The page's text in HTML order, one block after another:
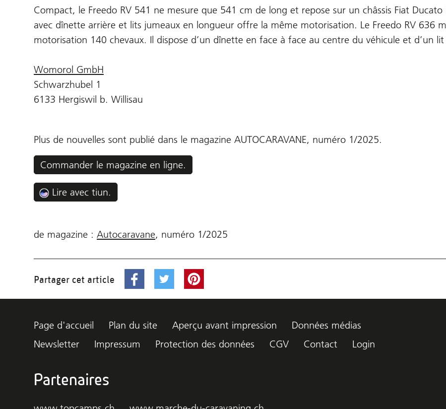
Compact, le Freedo RV 541 ne mesure que 541 cm de long et repose sur un châssis Fiat
avec dînette arrière et lits jumeaux en longueur offre la même motorisation. Le Freedo RV 636
motorisation 140 chevaux. Il dispose d’un dînette en face à face au centre du véhicule et d’un
Womorol GmbH
Schwarzhubel 1
6133 Hergiswil b. Willisau
Plus de nouvelles sont publié dans le magazine AUTOCARAVANE, numéro 1/2025.
Commander le magazine en ligne.
Lire avec tiun.
de magazine : Autocaravane, numéro 1/2025
Partager cet article
Page d'accueil Plan du site Aperçu avant impression
Données médias
Newsletter
Impressum Protection des données CGV Contact Login
Partenaires